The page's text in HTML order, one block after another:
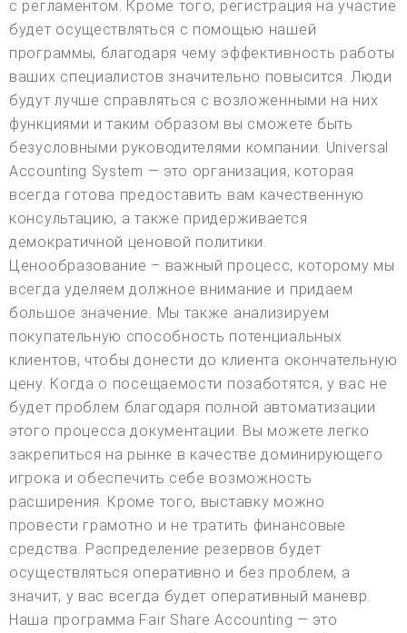
с регламентом. Кроме того, регистрация на участие
будет осуществляться с помощью нашей
программы, благодаря чему эффективность работы
ваших специалистов значительно повысится. Люди
будут лучше справляться с возложенными на них
функциями и таким образом вы сможете быть
безусловными руководителями компании. Universal
Accounting System — это организация, которая
всегда готова предоставить вам качественную
консультацию, а также придерживается
демократичной ценовой политики.
Ценообразование – важный процесс, которому мы
всегда уделяем должное внимание и придаем
большое значение. Мы также анализируем
покупательную способность потенциальных
клиентов, чтобы донести до клиента окончательную
цену. Когда о посещаемости позаботятся, у вас не
будет проблем благодаря полной автоматизации
этого процесса документации. Вы можете легко
закрепиться на рынке в качестве доминирующего
игрока и обеспечить себе возможность
расширения. Кроме того, выставку можно
провести грамотно и не тратить финансовые
средства. Распределение резервов будет
осуществляться оперативно и без проблем, а
значит, у вас всегда будет оперативный маневр.
Наша программа Fair Share Accounting — это